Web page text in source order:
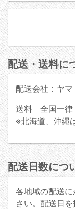
配送・送料に
配送会社：ヤマ
送料 全国一律
※北海道、沖縄
配送日数につ
各地域の配送
さい。配送日